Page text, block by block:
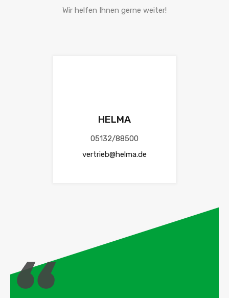
Wir helfen Ihnen gerne weiter!
HELMA
05132/88500
vertrieb@helma.de